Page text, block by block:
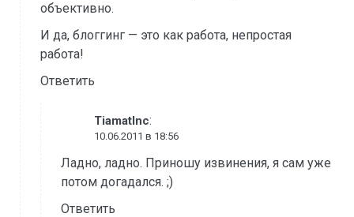
объективно.
И да, блоггинг — это как работа, непростая
работа!
Ответить
TiamatInc:
10.06.2011 в 18:56
Ладно, ладно. Приношу извинения, я сам уже
потом догадался. ;)
Ответить